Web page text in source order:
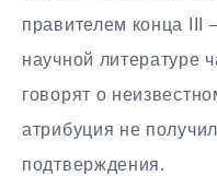
правителем конца III
научной литературе
говорят о
атрибуция не
подтверждения.